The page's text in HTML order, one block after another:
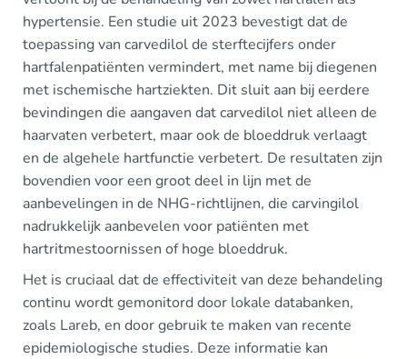
hypertensie. Een studie uit 2023 bevestigt dat de
toepassing van carvedilol de sterftecijfers onder
hartfalenpatiënten vermindert, met name bij diegenen
met ischemische hartziekten. Dit sluit aan bij eerdere
bevindingen die aangaven dat carvedilol niet alleen de
haarvaten verbetert, maar ook de bloeddruk verlaagt
en de algehele hartfunctie verbetert. De resultaten zijn
bovendien voor een groot deel in lijn met de
aanbevelingen in de NHG-richtlijnen, die carvingilol
nadrukkelijk aanbevelen voor patiënten met
hartritmestoornissen of hoge bloeddruk.
Het is cruciaal dat de effectiviteit van deze behandeling
continu wordt gemonitord door lokale databanken,
zoals Lareb, en door gebruik te maken van recente
epidemiologische studies. Deze informatie kan